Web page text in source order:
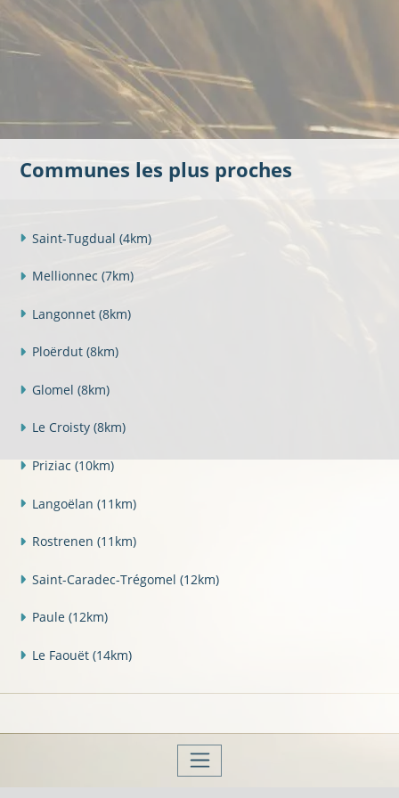
Communes les plus proches
Saint-Tugdual (4km)
Mellionnec (7km)
Langonnet (8km)
Ploërdut (8km)
Glomel (8km)
Le Croisty (8km)
Priziac (10km)
Langoëlan (11km)
Rostrenen (11km)
Saint-Caradec-Trégomel (12km)
Paule (12km)
Le Faouët (14km)